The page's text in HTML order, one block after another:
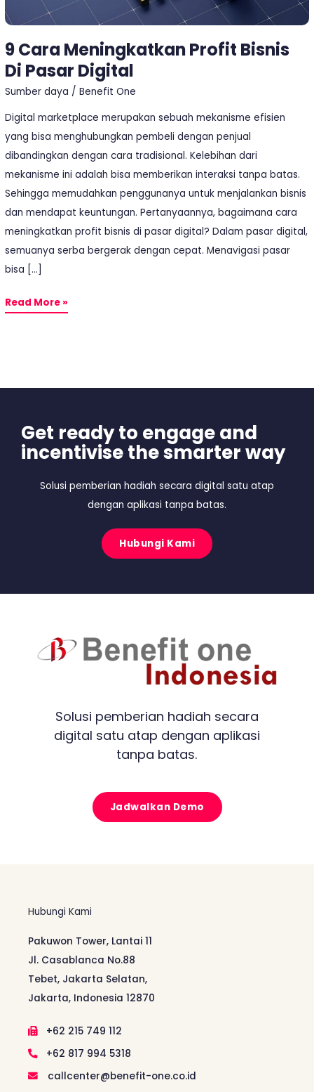
9 Cara Meningkatkan Profit Bisnis
Di Pasar Digital
Sumber daya /Benefit One
Digital marketplace merupakan sebuah mekanisme efisien
yang bisa menghubungkan pembeli dengan penjual
dibandingkan dengan cara tradisional. Kelebihan dari
mekanisme ini adalah bisa memberikan interaksi tanpa batas.
Sehingga memudahkan penggunanya untuk menjalankan bisnis
dan mendapat keuntungan. Pertanyaannya, bagaimana cara
meningkatkan profit bisnis di pasar digital? Dalam pasar digital,
semuanya serba bergerak dengan cepat. Menavigasi pasar
bisa […]
Read More »
Get ready to engage and
incentivise the smarter way
Solusi pemberian hadiah secara digital satu atap
dengan aplikasi tanpa batas.
Hubungi Kami
Solusi pemberian hadiah secara
digital satu atap dengan aplikasi
tanpa batas.
Jadwalkan Demo
Hubungi Kami
Pakuwon Tower, Lantai 11
Jl. Casablanca No.88
Tebet, Jakarta Selatan,
Jakarta, Indonesia 12870
+62 215 749 112
+62 817 994 5318
callcenter@benefit-one.co.id